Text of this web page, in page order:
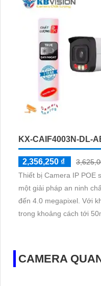
KX-CAIF4003N-DL-
2,356,250 ₫
Thiết bị Camera IP POE
một giải pháp an ninh
đến 4.0 megapixel. Với khả năng xem ban đêm Full Color
trong khoảng cách tới
CAMERA